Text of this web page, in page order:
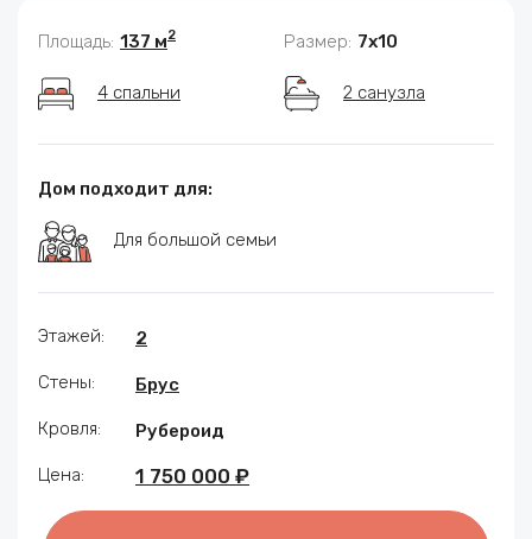
Площадь: 137 м2 Размер: 7х10
4 спальни 2 санузла
Дом подходит для:
Для большой семьи
Этажей: 2
Стены: Брус
Кровля: Рубероид
Цена: 1 750 000 ₽